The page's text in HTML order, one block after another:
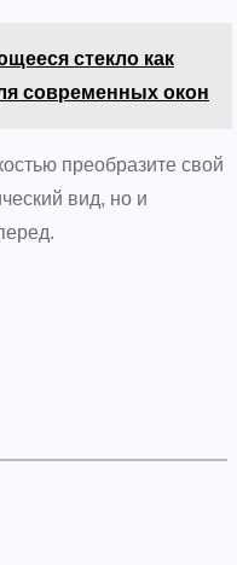
стекло как
современных окон
преобразите свой
вид, но и